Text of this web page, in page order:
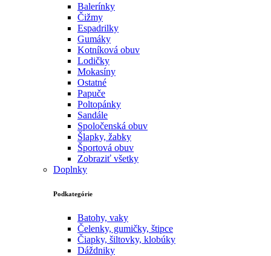
Balerínky
Čižmy
Espadrilky
Gumáky
Kotníková obuv
Lodičky
Mokasíny
Ostatné
Papuče
Poltopánky
Sandále
Spoločenská obuv
Šlapky, žabky
Športová obuv
Zobraziť všetky
Doplnky
Podkategórie
Batohy, vaky
Čelenky, gumičky, štipce
Čiapky, šiltovky, klobúky
Dáždniky